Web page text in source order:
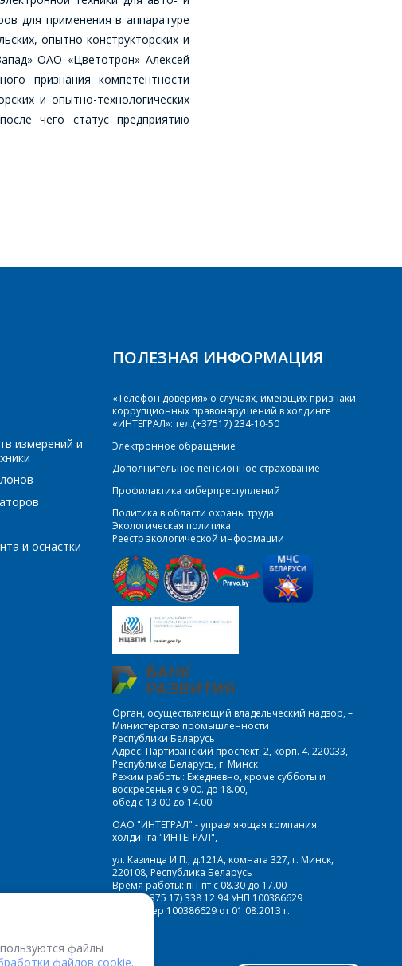
файлы
файлов cookie.
для применения в аппаратуре
опытно-конструкторских и
ОАО «Цветотрон» Алексей
признания компетентности
и опытно-технологических
чего статус предприятию
измерений и
и оснастки
ПОЛЕЗНАЯ ИНФОРМАЦИЯ
«Телефон доверия» о случаях, имеющих признаки
коррупционных правонарушений в холдинге
«ИНТЕГРАЛ»: тел.(+37517) 234-10-50
Электронное обращение
Дополнительное пенсионное страхование
Профилактика киберпреступлений
Политика в области охраны труда
Экологическая политика
Реестр экологической информации
Орган, осуществляющий владельческий надзор, –
Министерство промышленности
Республики Беларусь
Адрес: Партизанский проспект, 2, корп. 4. 220033,
Республика Беларусь, г. Минск
Режим работы: Ежедневно, кроме субботы и
воскресенья с 9.00. до 18.00,
обед с 13.00 до 14.00
ОАО "ИНТЕГРАЛ" - управляющая компания
холдинга "ИНТЕГРАЛ",
ул. Казинца И.П., д.121А, комната 327, г. Минск,
220108, Республика Беларусь
Время работы: пн-пт с 08.30 до 17.00
Факс: (+375 17) 338 12 94 УНП 100386629
Рег. номер 100386629 от 01.08.2013 г.